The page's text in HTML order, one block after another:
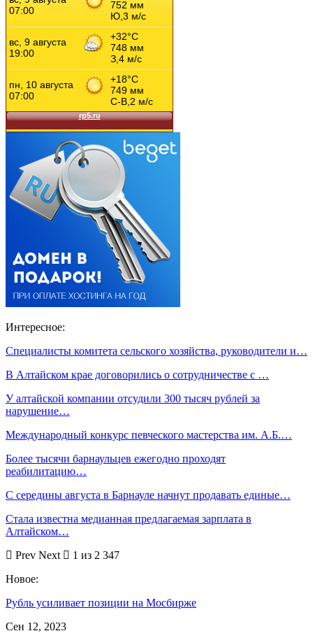
Интересное:
Специалисты комитета сельского хозяйства, руководители и…
В Алтайском крае договорились о сотрудничестве с …
У алтайской компании отсудили 300 тысяч рублей за
нарушение…
Международный конкурс певческого мастерства им. А.Б.…
Более тысячи барнаульцев ежегодно проходят
реабилитацию…
С середины августа в Барнауле начнут продавать единые…
Стала известна медианная предлагаемая зарплата в
Алтайском…
Prev Next
1 из 2 347
Новое:
Рубль усиливает позиции на Мосбирже
Сен 12, 2023